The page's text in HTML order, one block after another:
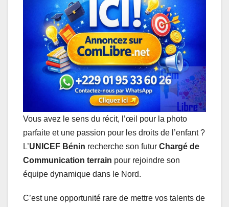
p
b
o
o
k
e
d
I
n
e
n
g
e
r
g
r
a
m
l
Vous avez le sens du récit, l’œil pour la photo
parfaite et une passion pour les droits de l’enfant ?
L’UNICEF Bénin recherche son futur Chargé de
Communication terrain pour rejoindre son
équipe dynamique dans le Nord.
C’est une opportunité rare de mettre vos talents de